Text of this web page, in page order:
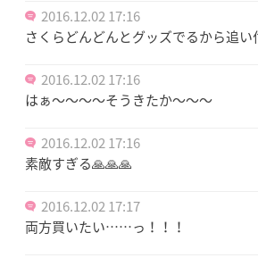
2016.12.02 17:16
さくらどんどんとグッズでるから追
2016.12.02 17:16
はぁ～～～～そうきたか～～～
2016.12.02 17:16
素敵すぎる🙏🙏🙏
2016.12.02 17:17
両方買いたい……っ！！！